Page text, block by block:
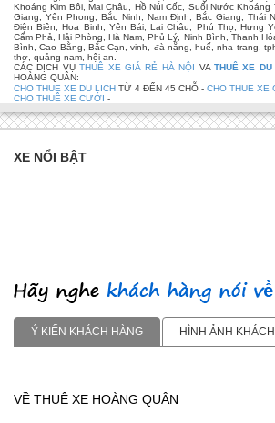
Khoáng Kim Bôi, Mai Châu, Hồ Núi Cốc, Suối Nước Khoáng
Giang, Yên Phong, Bắc Ninh, Nam Định, Bắc Giang, Thái
Điện Biên, Hoa Binh, Yên Bái, Lai Châu, Phú Thọ, Hưng
Cẩm Phả, Hải Phòng, Hà Nam, Phủ Lý, Ninh Bình, Thanh
Bình, Cao Bằng, Bắc Cạn, vinh, đà nẵng, huế, nha trang,
thơ, quảng nam, hội an.
CÁC DỊCH VỤTHUÊ XE GIÁ RẺ HÀ NỘI VA THUÊ XE
HOÀNG QUÂN:
CHO THUE XE DU LICH TỪ 4 ĐẾN 45 CHỖ - CHO THUE XE
CHO THUÊ XE CƯỚI -
XE NỔI BẬT
Ý KIẾN KHÁCH HÀNG HÌNH ẢNH
VỀ THUÊ XE HOÀNG QUÂN